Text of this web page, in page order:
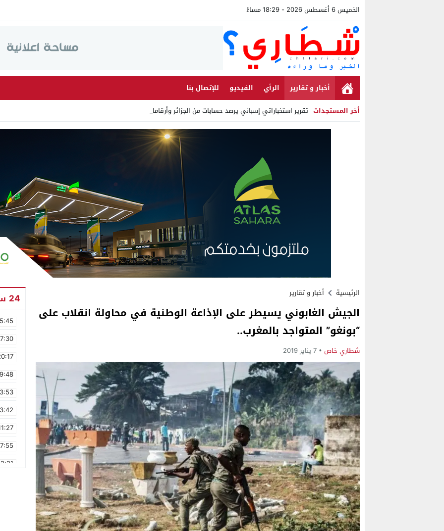
الخميس 6 أغسطس 2026 - 18:29 مساءً
أخبار و تقارير الرأي الفيديو
للإتصال بنا
أخر المستجدات تقرير استخباراتي إسباني يرصد حسابات من الجزائر وأرقاما بـ”213+” ض _
Stop
الرئيسية أخبار و تقارير
الجيش الغابوني يسيطر على الإذاعة الوطنية في محاولة انقلاب على
“بونغو” المتواجد بالمغرب..
شطاري خاص 7 يناير 2019
24 ساعة